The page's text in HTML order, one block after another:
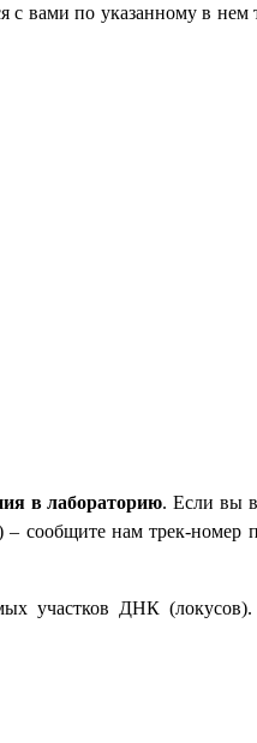
вами по указанному в
в лабораторию. Если вы
– сообщите нам трек-номер
участков ДНК